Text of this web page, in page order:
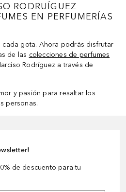
RODRUÍGUEZ
EN PERFUMERÍAS
cada gota. Ahora podrás disfrutar
de las colecciones de perfumes
Rodríguez a través de
y pasión para resaltar los
personas.
de descuento para tu